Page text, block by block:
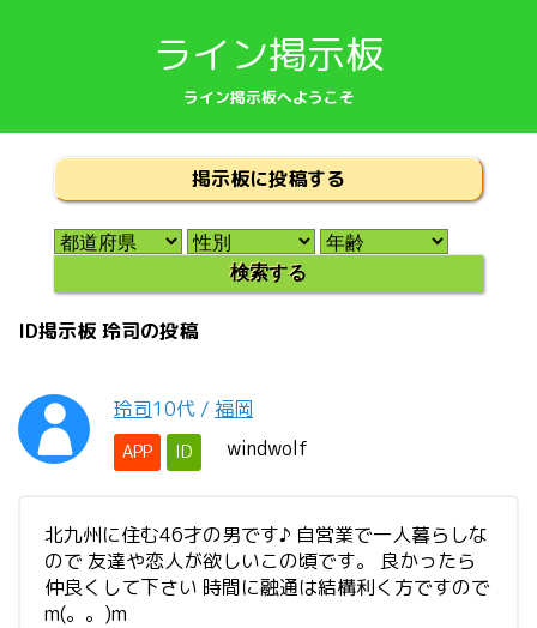
ライン掲示板
ライン掲示板へようこそ
掲示板に投稿する
ID掲示板 玲司の投稿
玲司10代 / 福岡
APP ID windwolf
北九州に住む46才の男です♪ 自営業で一人暮らしな
ので 友達や恋人が欲しいこの頃です。 良かったら
仲良くして下さい 時間に融通は結構利く方ですので
m(。。)m